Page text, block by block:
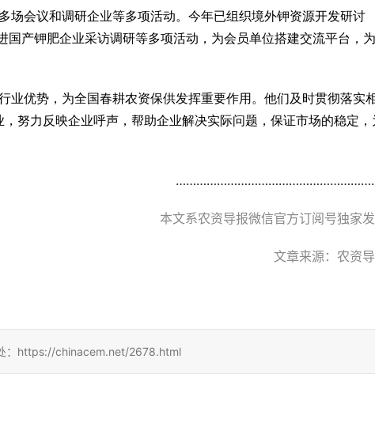
场会议和调研企业等多项活动。今年已组织境外钾资源开发研讨
产钾肥企业采访调研等多项活动，为会员单位搭建交流平台，为
业优势，为全国春耕农资保供发挥重要作用。他们及时贯彻落实
努力反映企业呼声，帮助企业解决实际问题，保证市场的稳定，
本文系农资导报微信官方订阅号独家
文章来源：农资
：https://chinacem.net/2678.html